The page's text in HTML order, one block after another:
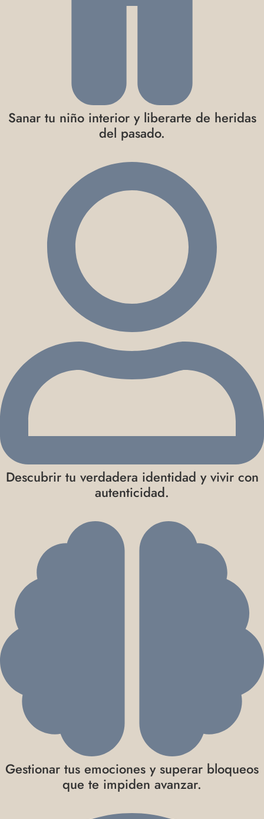
Sanar tu niño interior y liberarte de heridas
del pasado.
Descubrir tu verdadera identidad y vivir con
autenticidad.
Gestionar tus emociones y superar bloqueos
que te impiden avanzar.